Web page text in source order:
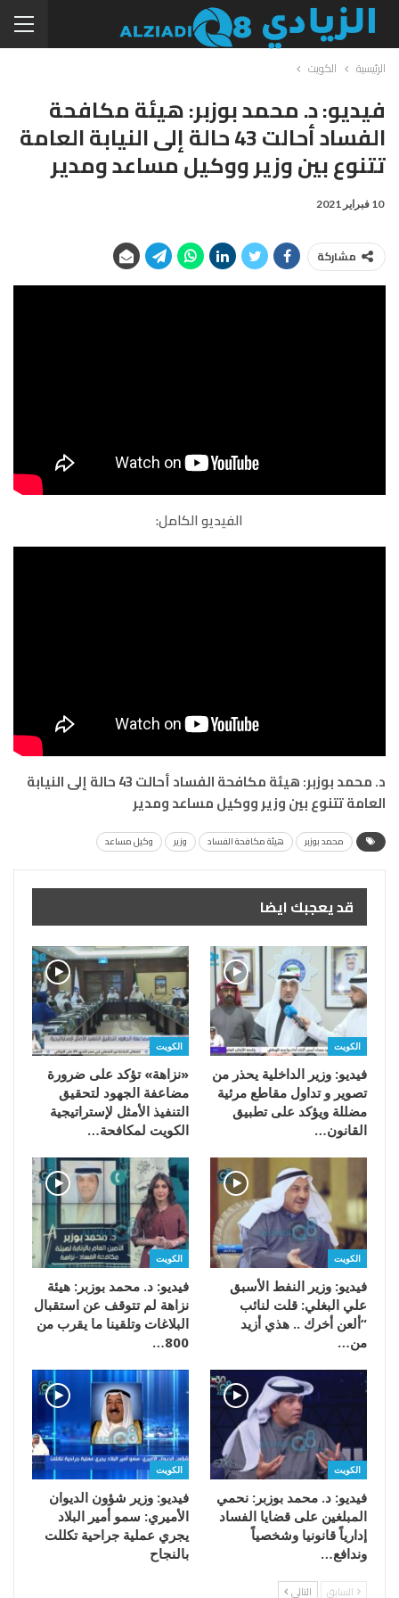
الرئيسية الكويت
فيديو: د. محمد بوزبر: هيئة مكافحة
الفساد أحالت 43 حالة إلى النيابة العامة
تتنوع بين وزير ووكيل مساعد ومدير
10 فبراير 2021
مشاركة
الفيديو الكامل:
د. محمد بوزبر: هيئة مكافحة الفساد أحالت 43 حالة إلى النيابة
العامة تتنوع بين وزير ووكيل مساعد ومدير
محمد بوزبر هيئة مكافحة الفساد وزير وكيل مساعد
قد يعجبك ايضا
الكويت
فيديو: وزير الداخلية يحذر من
تصوير و تداول مقاطع مرئية
مضللة ويؤكد على تطبيق
القانون…
الكويت
«نزاهة» تؤكد على ضرورة
مضاعفة الجهود لتحقيق
التنفيذ الأمثل لإستراتيجية
الكويت لمكافحة…
الكويت
فيديو: وزير النفط الأسبق
علي البغلي: قلت لنائب
“ألعن أخرك .. هذي أزيد
من…
الكويت
فيديو: د. محمد بوزبر: هيئة
نزاهة لم تتوقف عن استقبال
البلاغات وتلقينا ما يقرب من
800…
الكويت
فيديو: د. محمد بوزبر: نحمي
المبلغين على قضايا الفساد
إدارياً قانونيا وشخصياً
وندافع…
الكويت
فيديو: وزير شؤون الديوان
الأميري: سمو أمير البلاد
يجري عملية جراحية تكللت
بالنجاح
السابق التالي